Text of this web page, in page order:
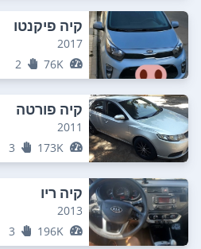
קיה פיקנטו
2017
76K
2
קיה פורטה
2011
173K
3
קיה ריו
2013
196K
3